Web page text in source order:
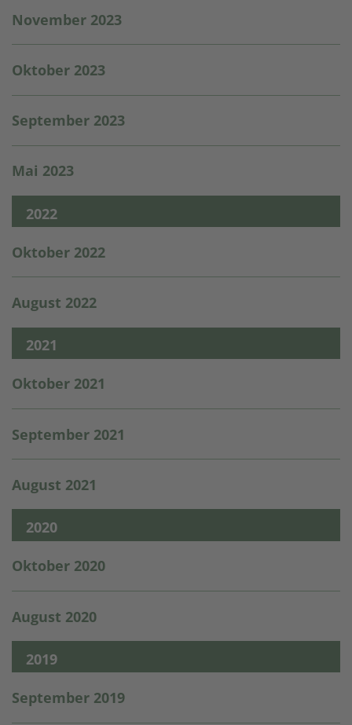
November 2023
Oktober 2023
September 2023
Mai 2023
2022
Oktober 2022
August 2022
2021
Oktober 2021
September 2021
August 2021
2020
Oktober 2020
August 2020
2019
September 2019